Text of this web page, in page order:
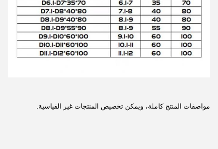
مواصفات المنتج كاملة، ويمكن تخصيص المنتجات غير القياسية.